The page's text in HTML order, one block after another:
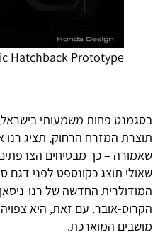
Civic Hatchback Prototype
פחות משמעותי בישראל,
המזרח הרחוק, תציג רנו את
– כך מבטיחים הצרפתים –
תוצג כקונספט לפני דגם
החדשה של רנו-ניסאן
אובר. עם זאת, היא צפויה
המוארכת.